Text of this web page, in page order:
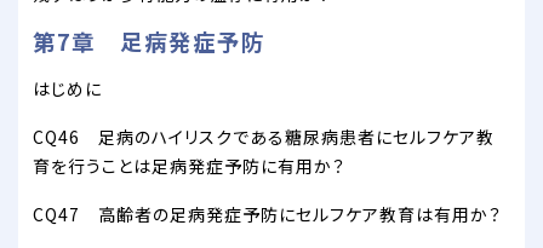
第7章 足病発症予防
はじめに
CQ46 足病のハイリスクである糖尿病患者にセルフケア教
育を行うことは足病発症予防に有用か？
CQ47 高齢者の足病発症予防にセルフケア教育は有用か？